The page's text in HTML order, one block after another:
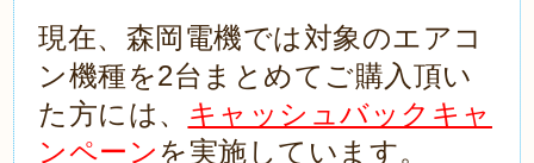
現在、森岡電機では対象のエアコ
ン機種を2台まとめてご購入頂い
た方には、 キャッシュバックキャ
ンペーンを実施しています。